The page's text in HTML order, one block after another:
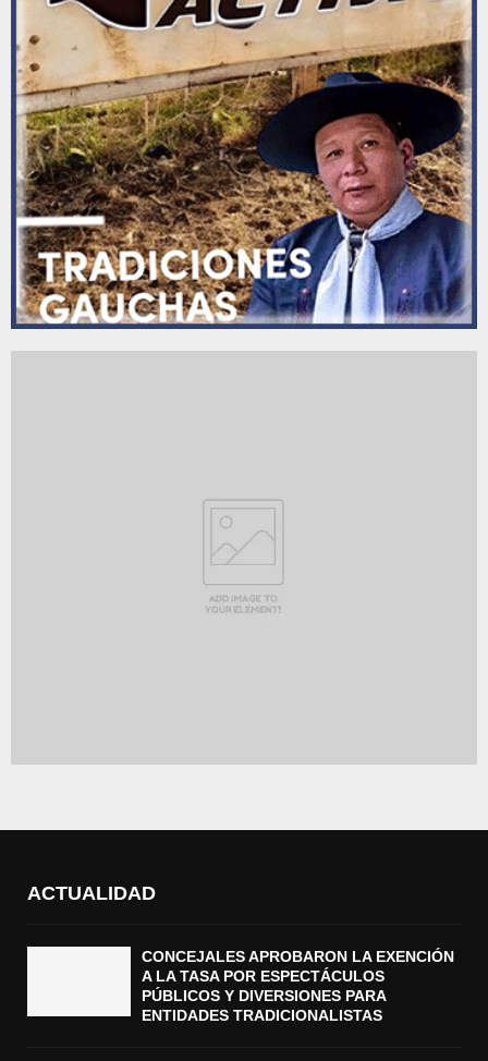
ACTUALIDAD
CONCEJALES APROBARON LA EXENCIÓN
A LA TASA POR ESPECTÁCULOS
PÚBLICOS Y DIVERSIONES PARA
ENTIDADES TRADICIONALISTAS